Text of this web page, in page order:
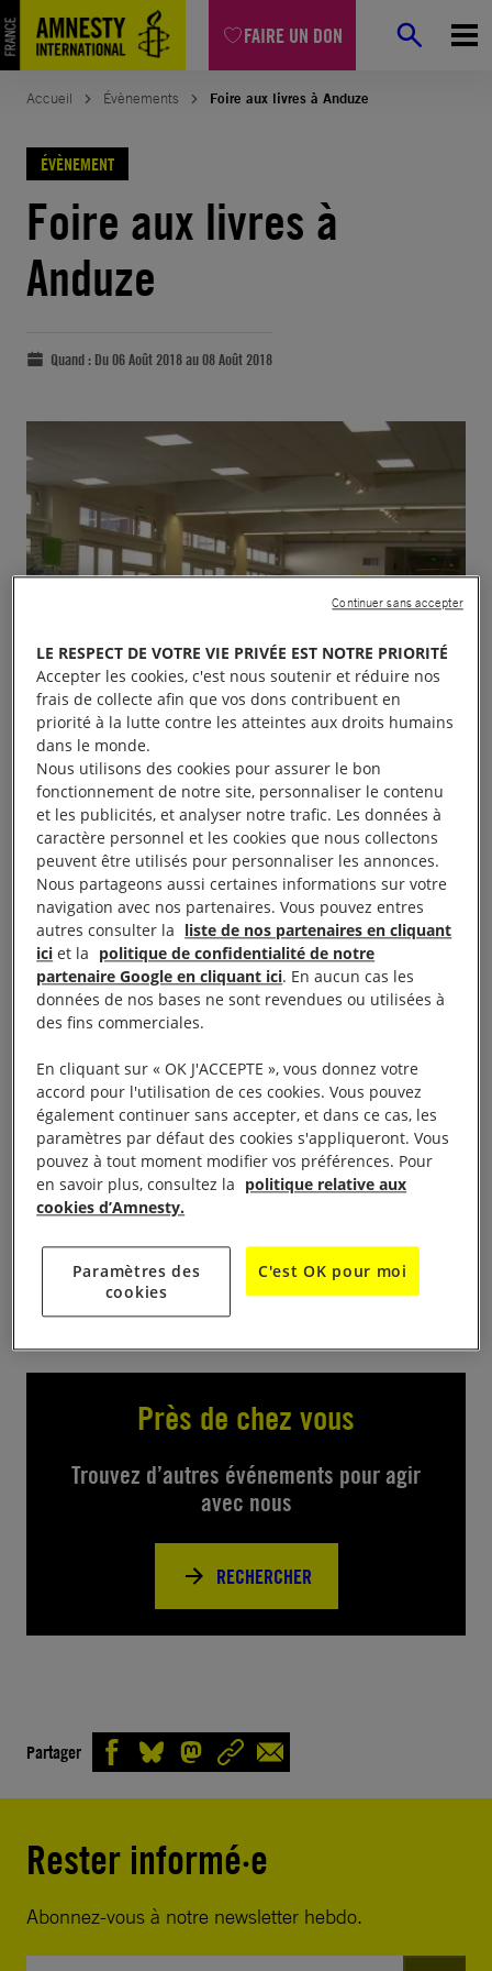
FAIRE UN DON
Accueil Évènements Foire aux livres à Anduze
ÉVÈNEMENT
Foire aux livres à
Anduze
Quand : Du 06 Août 2018 au 08 Août 2018
Le groupe local organise sa grande foire aux livres.
Trois jours pour choisir vos livres de l’été, mardi de
de 09 h à 14 h, salle Marcel Pagnol, rue Pélico.
Contact
Rath.jose@wanadoo.fr
ou 04 66 56 62 30
Près de chez vous
Trouvez d’autres événements pour agir
avec nous
RECHERCHER
Partager
Rester informé·e
Abonnez-vous à notre newsletter hebdo.
LE RESPECT DE VOTRE VIE PRIVÉE EST NOTRE PRIORITÉ
Accepter les cookies, c'est nous soutenir et réduire nos
frais de collecte afin que vos dons contribuent en
priorité à la lutte contre les atteintes aux droits humains
dans le monde.
Nous utilisons des cookies pour assurer le bon
fonctionnement de notre site, personnaliser le contenu
et les publicités, et analyser notre trafic. Les données à
caractère personnel et les cookies que nous collectons
peuvent être utilisés pour personnaliser les annonces.
Nous partageons aussi certaines informations sur votre
navigation avec nos partenaires. Vous pouvez entres
autres consulter la liste de nos partenaires en cliquant
ici et la politique de confidentialité de notre
partenaire Google en cliquant ici. En aucun cas les
données de nos bases ne sont revendues ou utilisées à
des fins commerciales.
En cliquant sur « OK J'ACCEPTE », vous donnez votre
accord pour l'utilisation de ces cookies. Vous pouvez
également continuer sans accepter, et dans ce cas, les
paramètres par défaut des cookies s'appliqueront. Vous
pouvez à tout moment modifier vos préférences. Pour
en savoir plus, consultez la politique relative aux
cookies d’Amnesty.
Paramètres des
cookies
C'est OK pour moi
Continuer sans accepter